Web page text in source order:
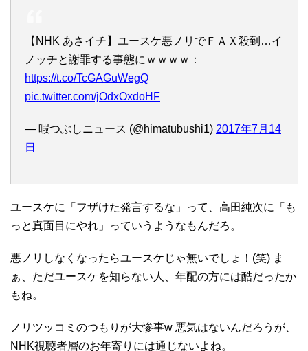
【NHK あさイチ】ユースケ悪ノリでＦＡＸ殺到…イ
ノッチと謝罪する事態にｗｗｗｗ：
https://t.co/TcGAGuWegQ
pic.twitter.com/jOdxOxdoHF
— 暇つぶしニュース (@himatubushi1) 2017年7月14
日
ユースケに「フザけた発言するな」って、高田純次に「も
っと真面目にやれ」っていうようなもんだろ。
悪ノリしなくなったらユースケじゃ無いでしょ！(笑) ま
ぁ、ただユースケを知らない人、年配の方には酷だったか
もね。
ノリツッコミのつもりが大惨事w 悪気はないんだろうが、
NHK視聴者層のお年寄りには通じないよね。